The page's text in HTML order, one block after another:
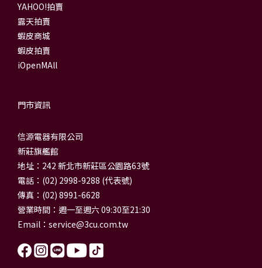
YAHOO!拍賣
露天拍賣
蝦皮商城
蝦皮拍賣
iOpenMAll
門市資訊
信源電器有限公司
新莊旗艦館
地址：242 新北市新莊區公園路63號
電話：(02) 2998-9288 (代表號)
傳真：(02) 8991-6628
營業時間：週一至週六 09:30至21:30
Email： service@3cu.com.tw